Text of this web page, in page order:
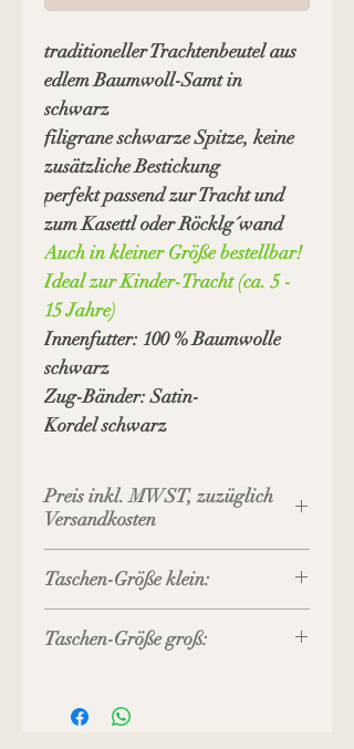
traditioneller Trachtenbeutel aus
edlem Baumwoll-Samt in
schwarz
filigrane schwarze Spitze, keine
zusätzliche Bestickung
perfekt passend zur Tracht und
zum Kasettl oder Röcklg´wand
Auch in kleiner Größe bestellbar!
Ideal zur Kinder-Tracht (ca. 5 -
15 Jahre)
Innenfutter: 100 % Baumwolle
schwarz
Zug-Bänder: Satin-
Kordel schwarz
Preis inkl. MWST, zuzüglich
Versandkosten
Taschen-Größe klein:
12 cm
cm
Taschen-Größe groß:
Beutel-Höhe: 25 cm